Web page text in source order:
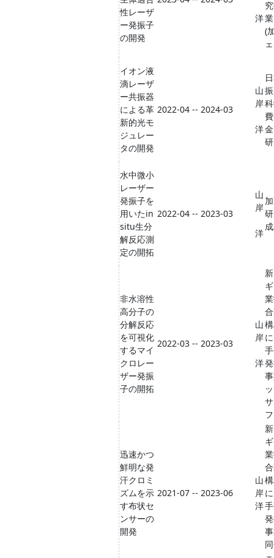
性レーザ
ー発振子
の開発
洋
(
イオン液
滴レーザ
ー共振器
による革
新的光モ
ジュレー
タの開発
2022-04 -- 2024-03
山
岸
洋
水中微小
レーザー
発振子を
用いたin
situ生分
解反応測
定の開拓
2022-04 -- 2023-03
山
岸
洋
非水溶性
高分子の
分解反応
を可視化
するマイ
クロレー
ザー発振
子の開拓
2022-03 -- 2023-03
山
岸
洋
迅速かつ
鮮明な発
汗クロミ
ズムを示
す布状セ
ンサーの
開発
2021-07 -- 2023-06
山
岸
洋